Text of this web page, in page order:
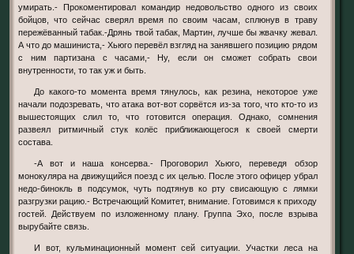
умирать.- Прокоментировал командир недовольство одного из своих
бойцов, что сейчас сверял время по своим часам, сплюнув в траву
пережёванный табак.-Дрянь твой табак, Мартин, лучше бы жвачку жевал.
А что до машиниста,- Хьюго перевёл взгляд на занявшего позицию рядом
с ним партизана с часами,- Ну, если он сможет собрать свои
внутренности, то так уж и быть.
До какого-то момента время тянулось, как резина, некоторое уже
начали подозревать, что атака вот-вот сорвётся из-за того, что кто-то из
вышестоящих слил то, что готовится операция. Однако, сомнения
развеял ритмичный стук колёс приближающегося к своей смерти
состава.
-А вот и наша консерва.- Проговорил Хьюго, переведя обзор
монокуляра на движущийся поезд с их целью. После этого офицер убрал
недо-бинокль в подсумок, чуть подтянув ко рту свисающую с лямки
разгрузки рацию.- Встречающий Комитет, внимание. Готовимся к приходу
гостей. Действуем по изложенному плану. Группа Эхо, после взрыва
вырубайте связь.
И вот, кульминационный момент сей ситуации. Участки леса на